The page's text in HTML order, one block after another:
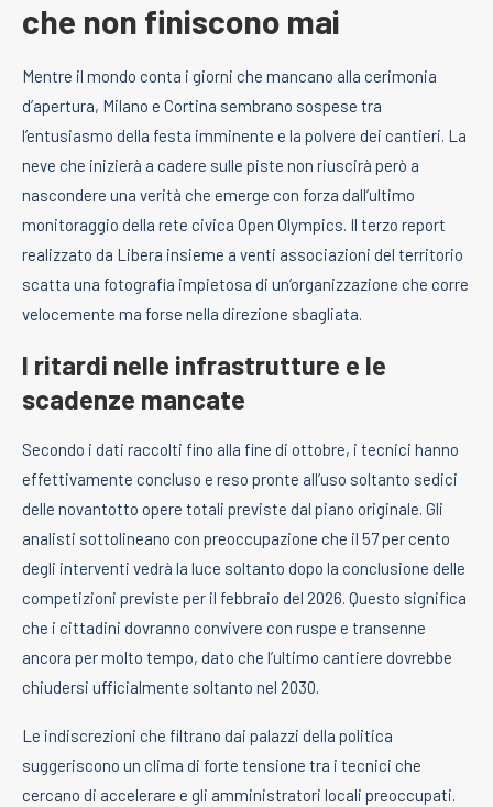
che non finiscono mai
Mentre il mondo conta i giorni che mancano alla cerimonia
d’apertura, Milano e Cortina sembrano sospese tra
l’entusiasmo della festa imminente e la polvere dei cantieri. La
neve che inizierà a cadere sulle piste non riuscirà però a
nascondere una verità che emerge con forza dall’ultimo
monitoraggio della rete civica Open Olympics. Il terzo report
realizzato da Libera insieme a venti associazioni del territorio
scatta una fotografia impietosa di un’organizzazione che corre
velocemente ma forse nella direzione sbagliata.
I ritardi nelle infrastrutture e le
scadenze mancate
Secondo i dati raccolti fino alla fine di ottobre, i tecnici hanno
effettivamente concluso e reso pronte all’uso soltanto sedici
delle novantotto opere totali previste dal piano originale. Gli
analisti sottolineano con preoccupazione che il 57 per cento
degli interventi vedrà la luce soltanto dopo la conclusione delle
competizioni previste per il febbraio del 2026. Questo significa
che i cittadini dovranno convivere con ruspe e transenne
ancora per molto tempo, dato che l’ultimo cantiere dovrebbe
chiudersi ufficialmente soltanto nel 2030.
Le indiscrezioni che filtrano dai palazzi della politica
suggeriscono un clima di forte tensione tra i tecnici che
cercano di accelerare e gli amministratori locali preoccupati.